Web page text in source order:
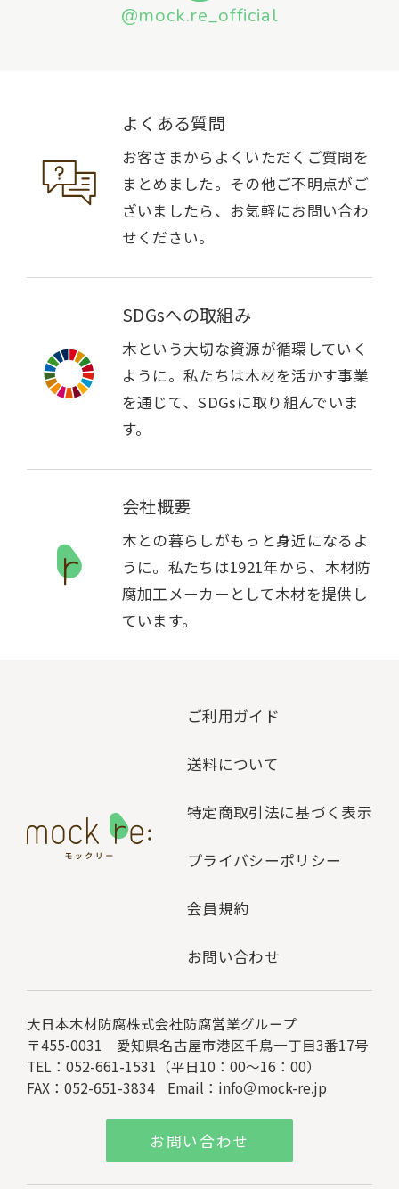
@mock.re_official
よくある質問
お客さまからよくいただくご質問を
まとめました。その他ご不明点がご
ざいましたら、お気軽にお問い合わ
せください。
SDGsへの取組み
木という大切な資源が循環していく
ように。私たちは木材を活かす事業
を通じて、SDGsに取り組んでいま
す。
会社概要
木との暮らしがもっと身近になるよ
うに。私たちは1921年から、木材防
腐加工メーカーとして木材を提供し
ています。
ご利用ガイド
送料について
特定商取引法に基づく表示
プライバシーポリシー
会員規約
お問い合わせ
大日本木材防腐株式会社防腐営業グループ
〒455-0031 愛知県名古屋市港区千鳥一丁目3番17号
TEL：052-661-1531（平日10：00～16：00）
FAX：052-651-3834
Email： info＠mock-re.jp
お問い合わせ